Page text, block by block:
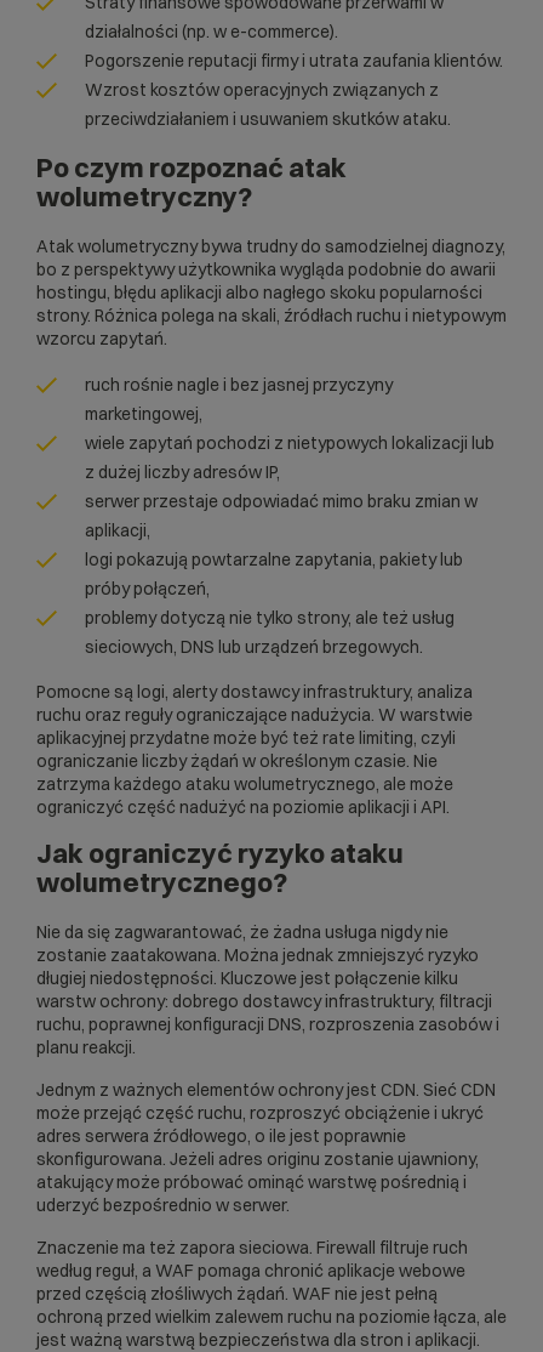
działalności (np. w e-commerce).
Pogorszenie reputacji firmy i utrata zaufania klientów.
Wzrost kosztów operacyjnych związanych z
przeciwdziałaniem i usuwaniem skutków ataku.
Po czym rozpoznać atak
wolumetryczny?
Atak wolumetryczny bywa trudny do samodzielnej diagnozy,
bo z perspektywy użytkownika wygląda podobnie do awarii
hostingu, błędu aplikacji albo nagłego skoku popularności
strony. Różnica polega na skali, źródłach ruchu i nietypowym
wzorcu zapytań.
ruch rośnie nagle i bez jasnej przyczyny
marketingowej,
wiele zapytań pochodzi z nietypowych lokalizacji lub
z dużej liczby adresów IP,
serwer przestaje odpowiadać mimo braku zmian w
aplikacji,
logi pokazują powtarzalne zapytania, pakiety lub
próby połączeń,
problemy dotyczą nie tylko strony, ale też usług
sieciowych, DNS lub urządzeń brzegowych.
Pomocne są logi, alerty dostawcy infrastruktury, analiza
ruchu oraz reguły ograniczające nadużycia. W warstwie
aplikacyjnej przydatne może być też rate limiting, czyli
ograniczanie liczby żądań w określonym czasie. Nie
zatrzyma każdego ataku wolumetrycznego, ale może
ograniczyć część nadużyć na poziomie aplikacji i API.
Jak ograniczyć ryzyko ataku
wolumetrycznego?
Nie da się zagwarantować, że żadna usługa nigdy nie
zostanie zaatakowana. Można jednak zmniejszyć ryzyko
długiej niedostępności. Kluczowe jest połączenie kilku
warstw ochrony: dobrego dostawcy infrastruktury, filtracji
ruchu, poprawnej konfiguracji DNS, rozproszenia zasobów i
planu reakcji.
Jednym z ważnych elementów ochrony jest CDN. Sieć CDN
może przejąć część ruchu, rozproszyć obciążenie i ukryć
adres serwera źródłowego, o ile jest poprawnie
skonfigurowana. Jeżeli adres originu zostanie ujawniony,
atakujący może próbować ominąć warstwę pośrednią i
uderzyć bezpośrednio w serwer.
Znaczenie ma też zapora sieciowa. Firewall filtruje ruch
według reguł, a WAF pomaga chronić aplikacje webowe
przed częścią złośliwych żądań. WAF nie jest pełną
ochroną przed wielkim zalewem ruchu na poziomie łącza, ale
jest ważną warstwą bezpieczeństwa dla stron i aplikacji.